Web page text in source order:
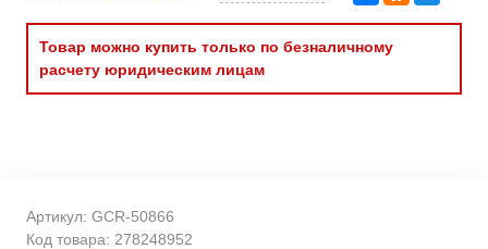
Товар можно купить только по безналичному
расчету юридическим лицам
Артикул: GCR-50866
Код товара: 278248952